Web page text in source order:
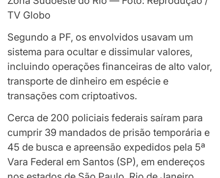
TV Globo
Segundo a PF, os envolvidos usavam um
sistema para ocultar e dissimular valores,
incluindo operações financeiras de alto valor,
transporte de dinheiro em espécie e
transações com criptoativos.
Cerca de 200 policiais federais saíram para
cumprir 39 mandados de prisão temporária e
45 de busca e apreensão expedidos pela 5ª
Vara Federal em Santos (SP), em endereços